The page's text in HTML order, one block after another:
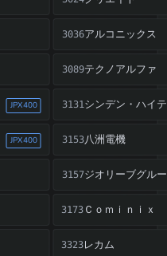
3036アルコニックス
3089テクノアルファ
JPX400 3131シンデン・ハイ
JPX400 3153八洲電機
3157ジオリーブグル
3173 Ｃｏｍｉｎｉｘ
3323レカム